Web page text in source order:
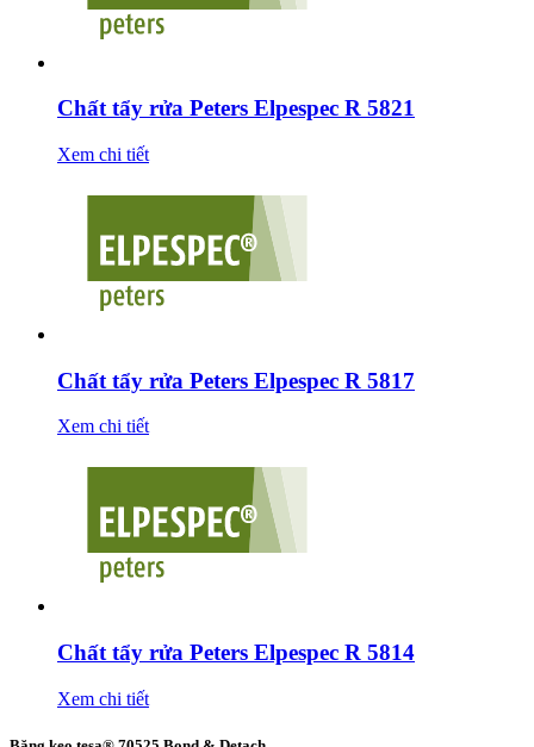
Chất tẩy rửa Peters Elpespec R 5821
Xem chi tiết
Chất tẩy rửa Peters Elpespec R 5817
Xem chi tiết
Chất tẩy rửa Peters Elpespec R 5814
Xem chi tiết